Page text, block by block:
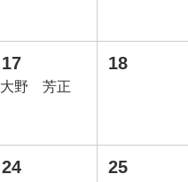
17
大野 芳正
18
24 25